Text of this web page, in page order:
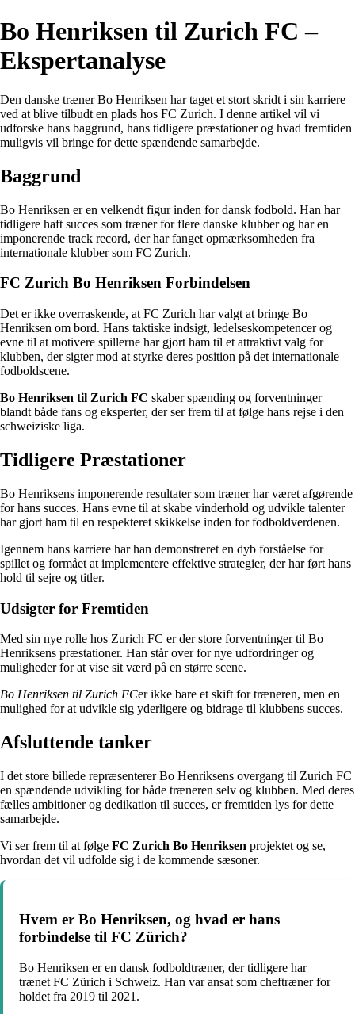
Bo Henriksen til Zurich FC –
Ekspertanalyse
Den danske træner Bo Henriksen har taget et stort skridt i sin karriere
ved at blive tilbudt en plads hos FC Zurich. I denne artikel vil vi
udforske hans baggrund, hans tidligere præstationer og hvad fremtiden
muligvis vil bringe for dette spændende samarbejde.
Baggrund
Bo Henriksen er en velkendt figur inden for dansk fodbold. Han har
tidligere haft succes som træner for flere danske klubber og har en
imponerende track record, der har fanget opmærksomheden fra
internationale klubber som FC Zurich.
FC Zurich Bo Henriksen Forbindelsen
Det er ikke overraskende, at FC Zurich har valgt at bringe Bo
Henriksen om bord. Hans taktiske indsigt, ledelseskompetencer og
evne til at motivere spillerne har gjort ham til et attraktivt valg for
klubben, der sigter mod at styrke deres position på det internationale
fodboldscene.
Bo Henriksen til Zurich FC skaber spænding og forventninger
blandt både fans og eksperter, der ser frem til at følge hans rejse i den
schweiziske liga.
Tidligere Præstationer
Bo Henriksens imponerende resultater som træner har været afgørende
for hans succes. Hans evne til at skabe vinderhold og udvikle talenter
har gjort ham til en respekteret skikkelse inden for fodboldverdenen.
Igennem hans karriere har han demonstreret en dyb forståelse for
spillet og formået at implementere effektive strategier, der har ført hans
hold til sejre og titler.
Udsigter for Fremtiden
Med sin nye rolle hos Zurich FC er der store forventninger til Bo
Henriksens præstationer. Han står over for nye udfordringer og
muligheder for at vise sit værd på en større scene.
Bo Henriksen til Zurich FCer ikke bare et skift for træneren, men en
mulighed for at udvikle sig yderligere og bidrage til klubbens succes.
Afsluttende tanker
I det store billede repræsenterer Bo Henriksens overgang til Zurich FC
en spændende udvikling for både træneren selv og klubben. Med deres
fælles ambitioner og dedikation til succes, er fremtiden lys for dette
samarbejde.
Vi ser frem til at følge FC Zurich Bo Henriksen projektet og se,
hvordan det vil udfolde sig i de kommende sæsoner.
Hvem er Bo Henriksen, og hvad er hans
forbindelse til FC Zürich?
Bo Henriksen er en dansk fodboldtræner, der tidligere har
trænet FC Zürich i Schweiz. Han var ansat som cheftræner for
holdet fra 2019 til 2021.